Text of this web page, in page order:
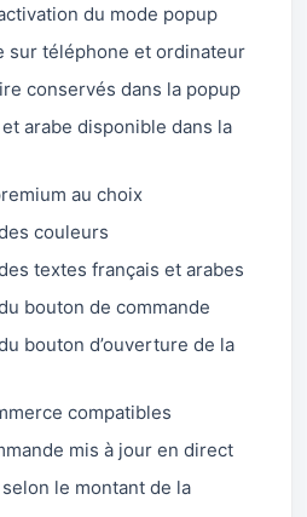
du mode popup
sur téléphone et ordinateur
conservés dans la popup
arabe disponible dans la
au choix
couleurs
textes français et arabes
bouton de commande
bouton d’ouverture de la
compatibles
mis à jour en direct
le montant de la